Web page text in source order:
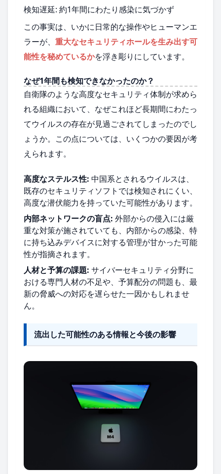
検知遅延: 約1年間にわたり感染に気づかず
この事実は、いかに日常的な操作やヒューマンエ
ラーが、 重大なセキュリティホールを生み出す可
能性を秘めているかを浮き彫りにしています。
なぜ1年間も検知できなかったのか？
自衛隊のような高度なセキュリティ体制が求めら
れる組織において、なぜこれほど長期間にわたっ
てウイルスの存在が見過ごされてしまったのでし
ょうか。この点については、いくつかの要因が考
えられます。
高度なステルス性: 中国系とされるウイルスは、
既存のセキュリティソフトでは検知されにくい、
高度な潜伏能力を持っていた可能性があります。
内部ネットワークの盲点: 外部からの侵入には厳
重な対策が施されていても、内部からの感染、特
に持ち込みデバイスに対する管理が甘かった可能
性が指摘されます。
人材と予算の課題: サイバーセキュリティ分野に
おける専門人材の不足や、予算配分の問題も、最
新の脅威への対応を遅らせた一因かもしれませ
ん。
流出した可能性のある情報と今後の影響